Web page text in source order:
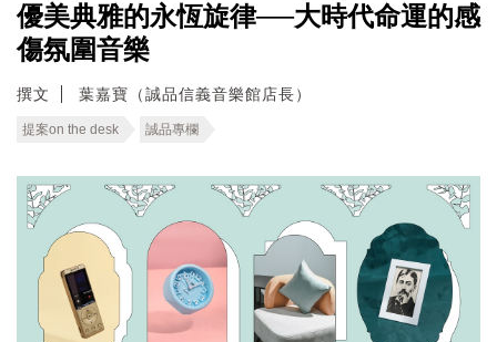
優美典雅的永恆旋律──大時代命運的感
傷氛圍音樂
撰文 葉嘉寶（誠品信義音樂館店長）
提案on the desk 誠品專欄